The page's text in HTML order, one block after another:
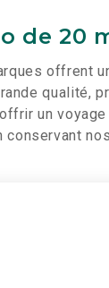
de 20
offrent
qualité,
un
conservant